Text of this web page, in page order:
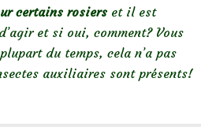
certains rosiers et il est
et si oui, comment? Vous
du temps, cela n’a pas
auxiliaires sont présents!